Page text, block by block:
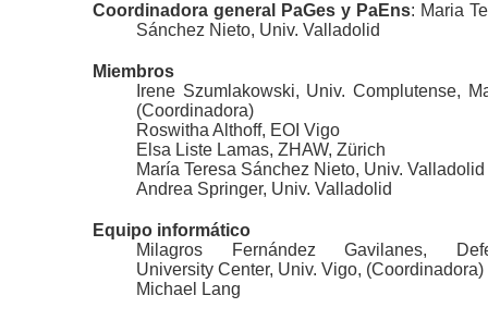
Coordinadora general PaGes y PaEns: Maria
Sánchez Nieto, Univ. Valladolid
Miembros
Irene Szumlakowski, Univ. Complutense,
(Coordinadora)
Roswitha Althoff, EOI Vigo
Elsa Liste Lamas, ZHAW, Zürich
María Teresa Sánchez Nieto, Univ. Valladolid
Andrea Springer, Univ. Valladolid
Equipo informático
Milagros Fernández Gavilanes,
University Center, Univ. Vigo, (Coordinadora)
Michael Lang